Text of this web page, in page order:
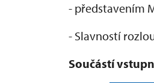
- představením
- Slavností
Součástí